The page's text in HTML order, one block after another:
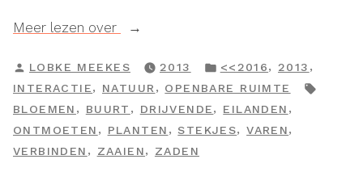
Meer lezen over
“Floating
GEPLAATST
DOOR
LOBKE MEEKES 2013
GEPLAATST
IN
<<2016, 2013 ,
INTERACTIE, NATUUR , OPENBARE RUIMTE
BLOEMEN , BUURT , DRIJVENDE, EILANDEN ,
ONTMOETEN , PLANTEN , STEKJES,VAREN,
VERBINDEN , ZAAIEN, ZADEN